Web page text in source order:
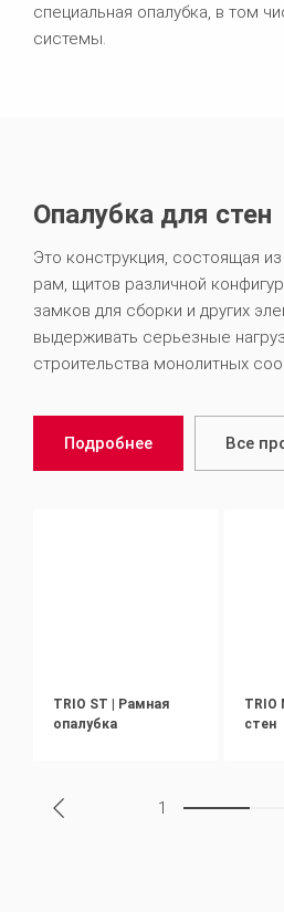
специальная опалубка, в том
системы.
Опалубка для стен
Это конструкция, состоящая
рам, щитов различной
замков для сборки и других
выдерживать серьезные
строительства монолитных
Подробнее Все
TRIO ST | Рамная
опалубка
TRIO
стен
1